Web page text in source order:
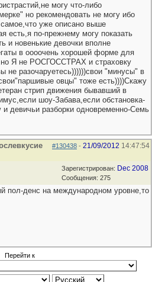
могу что-либо
но рекомендовать не могу ибо
уже описано выше
есть,я по-прежнему могу показать
и новенькие девочки вполне
в оооочень хорошей форме для
Я не РОСГОССТРАХ и страховку
не разочаруетесь))))))свои "минусы" в
овцы" тоже есть))))Скажу
стрип движения бывавший в
шоу-Забава,если обстановка-
девичьи разборки одновременно-Семь
#130438 - 21/09/2012 14:47:54
Зарегистрирован: Dec 2008
Сообщения: 275
пол-денс на международном уровне,то
Перейти к